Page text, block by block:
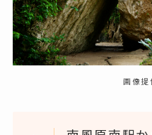
画像提